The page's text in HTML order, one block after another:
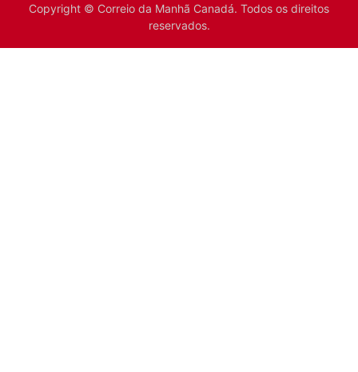
Copyright © Correio da Manhã Canadá. Todos os direitos
reservados.